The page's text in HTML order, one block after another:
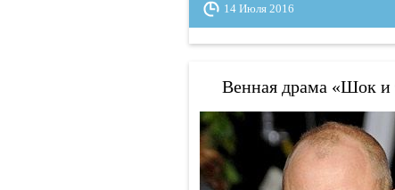
14 Июля 2016
Венная драма «Шок и